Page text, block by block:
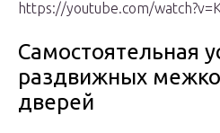
https://youtube.com/
Самостоятельная
раздвижных
дверей